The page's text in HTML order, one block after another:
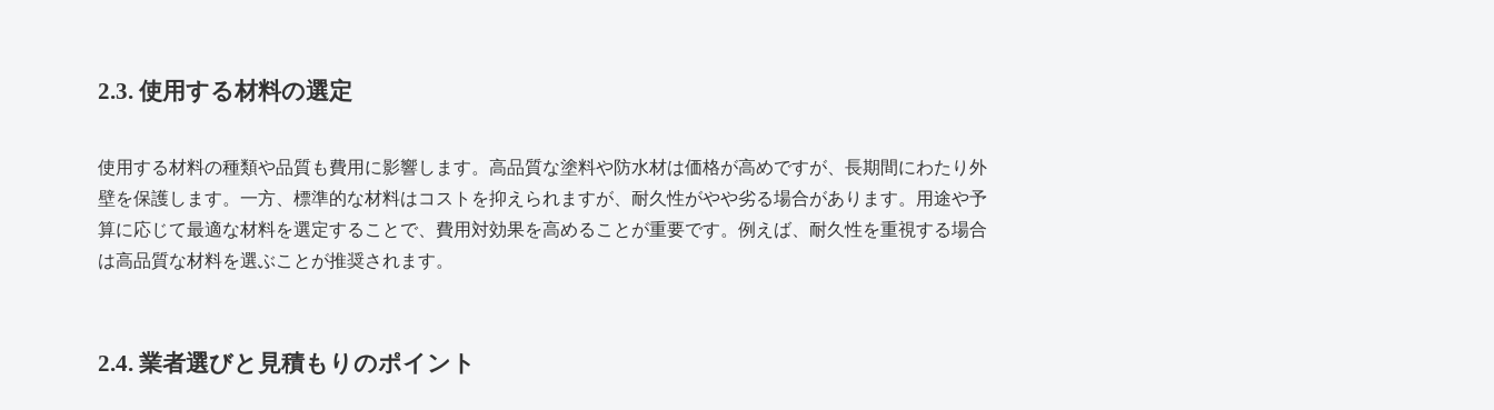
2.3. 使用する材料の選定
使用する材料の種類や品質も費用に影響します。高品質な塗料や防水材は価格が高めですが、長期間にわたり外
壁を保護します。一方、標準的な材料はコストを抑えられますが、耐久性がやや劣る場合があります。用途や予
算に応じて最適な材料を選定することで、費用対効果を高めることが重要です。例えば、耐久性を重視する場合
は高品質な材料を選ぶことが推奨されます。
2.4. 業者選びと見積もりのポイント